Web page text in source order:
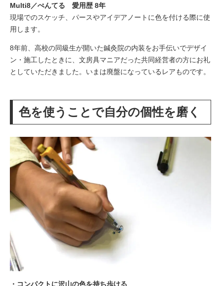
Multi8／ぺんてる 愛用歴 8年
現場でのスケッチ、パースやアイデアノートに色を付ける際に使
用します。
8年前、高校の同級生が開いた鍼灸院の内装をお手伝いでデザイ
ン・施工したときに、文房具マニアだった共同経営者の方にお礼
としていただきました。いまは廃盤になっているレアものです。
色を使うことで自分の個性を磨く
・コンパクトに沢山の色を持ち歩ける